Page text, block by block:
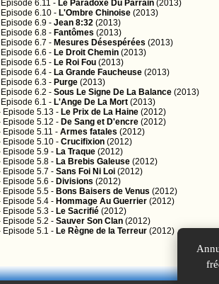
6.11 - Le Paradoxe Du Parrain (2013)
6.10 - L'Ombre Chinoise (2013)
6.9 - Jean 8:32 (2013)
6.8 - Fantômes (2013)
6.7 - Mesures Désespérées (2013)
6.6 - Le Droit Chemin (2013)
6.5 - Le Roi Fou (2013)
6.4 - La Grande Faucheuse (2013)
6.3 - Purge (2013)
6.2 - Sous Le Signe De La Balance (2013)
6.1 - L'Ange De La Mort (2013)
Episode 5.13 - Le Prix de La Haine (2012)
Episode 5.12 - De Sang et D'encre (2012)
5.11 - Armes fatales (2012)
Episode 5.10 - Crucifixion (2012)
Episode 5.9 - La Traque (2012)
Episode 5.8 - La Brebis Galeuse (2012)
Episode 5.7 - Sans Foi Ni Loi (2012)
Episode 5.6 - Divisions (2012)
Episode 5.5 - Bons Baisers de Venus (2012)
Episode 5.4 - Hommage Au Guerrier (2012)
Episode 5.3 - Le Sacrifié (2012)
Episode 5.2 - Sauver Son Clan (2012)
Episode 5.1 - Le Règne de la Terreur (2012)